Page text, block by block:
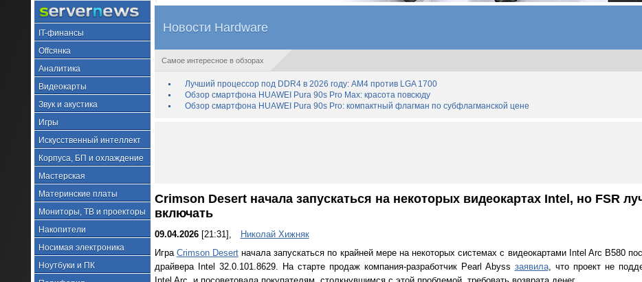
IT-финансы
Offсянка
Аналитика
Видеокарты
Звук и акустика
Игры
Искусственный интеллект
Корпуса, БП и охлаждение
Мастерская
Материнские платы
Мониторы, ТВ и проекторы
Накопители
Носимая электроника
Ноутбуки и ПК
Новости Hardware
Самое интересное в обзорах
Лучший процессор под DDR4 в 2026 году: AM4 против LGA 1700
Обзор смартфона HUAWEI Pura 90s Pro Max: красота повсюду
Обзор смартфона HUAWEI Pura 90s Pro: компактный флагман по субфлагманской цене
Crimson Desert начала запускаться на некоторых видеокартах Intel, но FSR
включать
09.04.2026[21:31],
Николай Хижняк
Игра Crimson Desertначала запускаться по крайней мере на некоторых системах с видеокартами Intel Arc B580
драйвера Intel 32.0.101.8629. На старте продаж компания-разработчик Pearl Abyss заявила, что проект не